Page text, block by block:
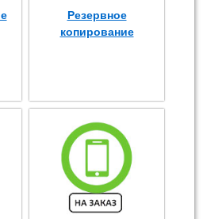
Резервное
копирование